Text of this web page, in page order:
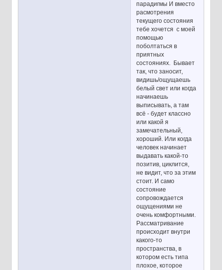
парадигмы И вместо
расмотрения
текущего состояния
тебе хочется с моей
помощью
поболтаться в
приятных
состояниях. Бывает
так, что заносит,
видишь/ощущаешь
белый свет или когда
начинаешь
выписывать, а там
всё - будет классно
или какой я
замечательный,
хороший. Или когда
человек начинает
выдавать какой-то
позитив, циклится,
не видит, что за этим
стоит. И само
состояние
сопровождается
ощущениями не
очень комфортными.
Рассматривание
происходит внутри
какого-то
пространства, в
котором есть типа
плохое, которое